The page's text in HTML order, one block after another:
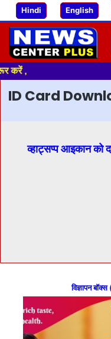
Hindi English
,
ID Card
व्हाट्सप्प आइकान
विज्ञापन